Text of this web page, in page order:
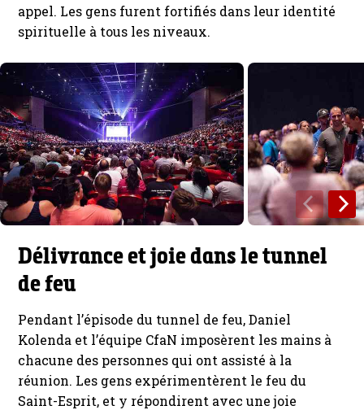
appel. Les gens furent fortifiés dans leur identité
spirituelle à tous les niveaux.
Délivrance et joie dans le tunnel
de feu
Pendant l’épisode du tunnel de feu, Daniel
Kolenda et l’équipe CfaN imposèrent les mains à
chacune des personnes qui ont assisté à la
réunion. Les gens expérimentèrent le feu du
Saint-Esprit, et y répondirent avec une joie